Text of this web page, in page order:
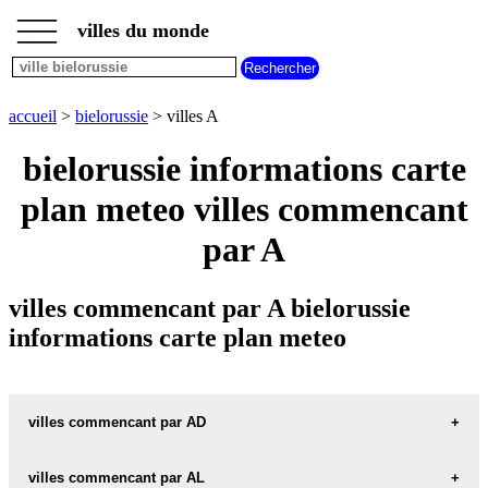
accueil
villes
bielorussie
commencant
par
B C
I J K L M
N
P Q R S T
U
___
___ villes du monde
accueil > bielorussie > villes A
bielorussie informations carte
plan meteo villes commencant
par A
villes commencant par A bielorussie
informations carte plan meteo
villes commencant par AD
villes commencant par AL